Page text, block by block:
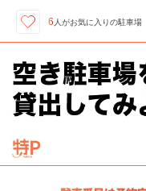
6 人がお気に入りの駐車場